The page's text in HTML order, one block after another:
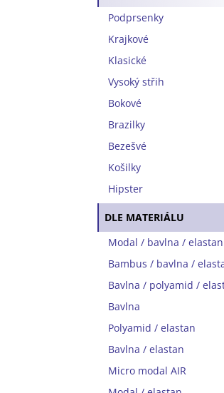
Podprsenky
Krajkové
Klasické
Vysoký střih
Bokové
Brazilky
Bezešvé
Košilky
Hipster
DLE MATERIÁLU
Modal / bavlna / elastan
Bambus / bavlna /
Bavlna / polyamid /
Bavlna
Polyamid / elastan
Bavlna / elastan
Micro modal AIR